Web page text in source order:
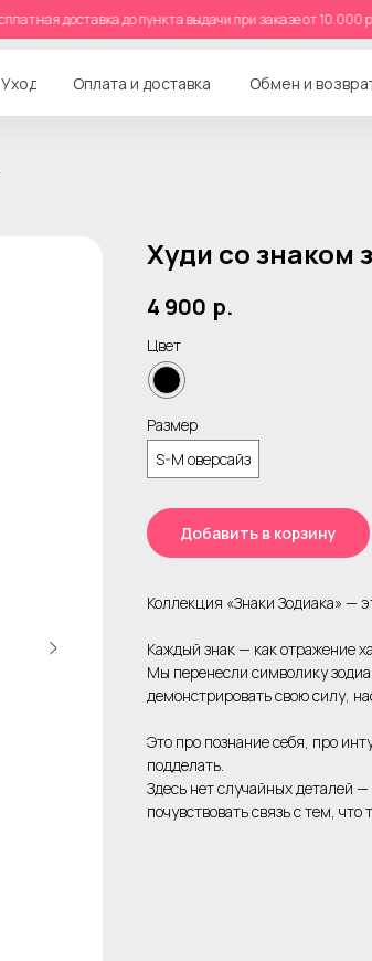
Бесплатная доставка до пункта выдачи при заказе от
Оплата и доставка Обмен и
Уход
Худи со знаком
4 900 р.
Цвет
Размер
S-M оверсайз
Добавить в корзину
Коллекция «Знаки Зодиака» —
Каждый знак — как отражение
Мы перенесли символику
демонстрировать свою силу,
Это про познание себя, про
подделать.
Здесь нет случайных деталей
почувствовать связь с тем, что